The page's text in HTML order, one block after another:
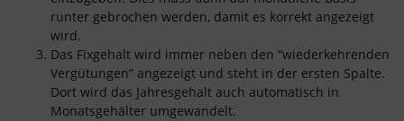
runter gebrochen werden, damit es korrekt angezeigt
wird.
Das Fixgehalt wird immer neben den “wiederkehrenden
Vergütungen” angezeigt und steht in der ersten Spalte.
Dort wird das Jahresgehalt auch automatisch in
Monatsgehälter umgewandelt.